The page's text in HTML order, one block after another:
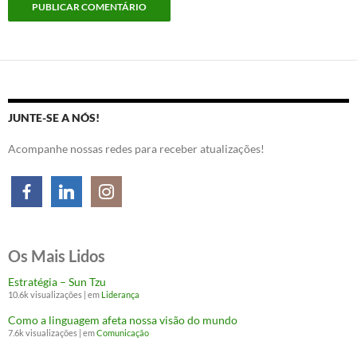
JUNTE-SE A NÓS!
Acompanhe nossas redes para receber atualizações!
Os Mais Lidos
Estratégia – Sun Tzu
10.6k visualizações | em Liderança
Como a linguagem afeta nossa visão do mundo
7.6k visualizações | emComunicação